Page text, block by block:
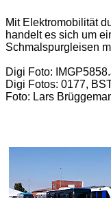
Mit Elektromobilität
handelt es sich um
Schmalspurgleisen
Digi Foto:
Digi Fotos: 0177,
Foto: Lars